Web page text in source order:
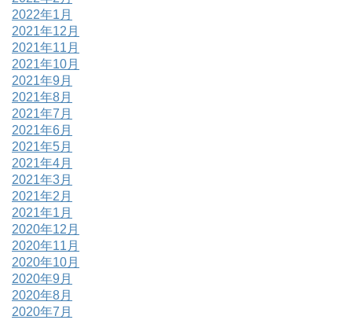
2022年1月
2021年12月
2021年11月
2021年10月
2021年9月
2021年8月
2021年7月
2021年6月
2021年5月
2021年4月
2021年3月
2021年2月
2021年1月
2020年12月
2020年11月
2020年10月
2020年9月
2020年8月
2020年7月